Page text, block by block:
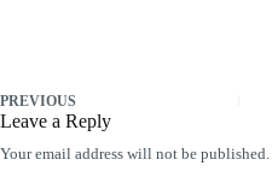
PREVIOUS
Leave a Reply
Your email address will not be published.